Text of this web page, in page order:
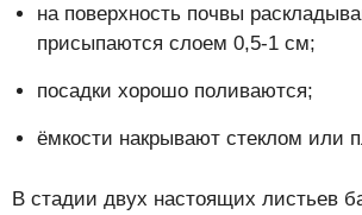
на поверхность почвы
присыпаются слоем 0,5-1 см;
посадки хорошо поливаются;
ёмкости накрывают стеклом или
В стадии двух настоящих листьев